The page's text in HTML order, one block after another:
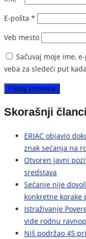
E-pošta *
Veb mesto
Sačuvaj moje ime,
veba za sledeći put
Skorašnji članci
ERIAC objavio
znak sećanja na
Otvoren javni
sredstava
Sećanje nije
konkretne
Istraživanje
vide rodnu
Niš podržao 45